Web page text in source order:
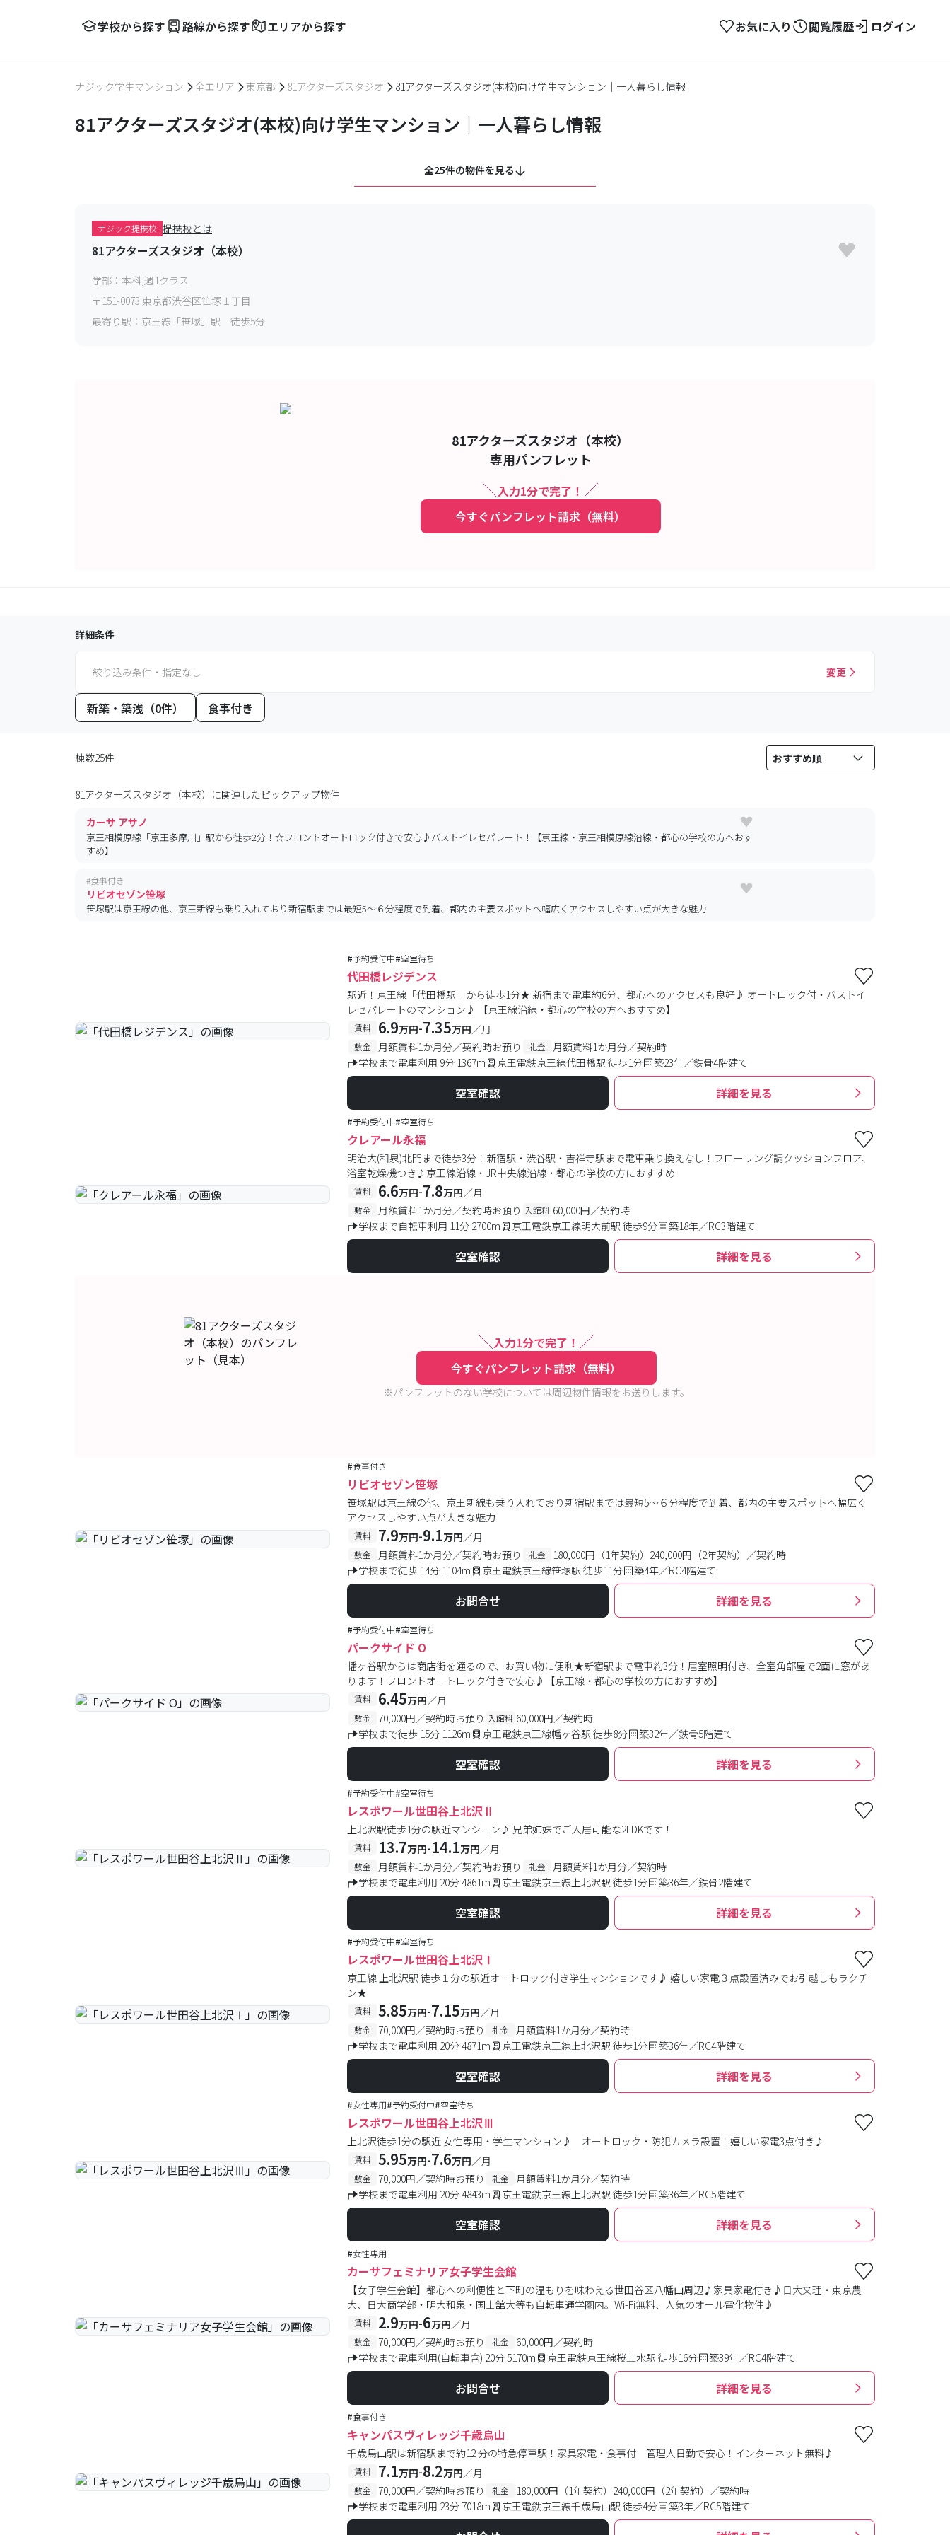
学校から探す 路線から探す エリアから探す お気に入り 閲覧履歴 ログイン
ナジック学生マンション 全エリア 東京都 81アクターズスタジオ 81アクターズスタジオ(本校)向け学生マンション｜一人暮らし情報
81アクターズスタジオ(本校)向け学生マンション｜一人暮らし情報
全25件の物件を見る
ナジック提携校 提携校とは
81アクターズスタジオ（本校）
学部： 本科,週1クラス
〒 151-0073 東京都渋谷区笹塚１丁目
最寄り駅： 京王線「笹塚」駅 徒歩5分
81アクターズスタジオ（本校）
専用パンフレット
入力1分で完了！
今すぐパンフレット請求（無料）
詳細条件
絞り込み条件・指定なし 変更
新築・築浅（0件） 食事付き
棟数25件
81アクターズスタジオ（本校） に関連したピックアップ物件
カーサ アサノ
京王相模原線「京王多摩川」駅から徒歩2分！☆フロントオートロック付きで安心♪バストイレセパレート！【京王線・京王相模原線沿線・都心の学校の方へおす
すめ】
#食事付き
リビオセゾン笹塚
笹塚駅は京王線の他、京王新線も乗り入れており新宿駅までは最短5〜６分程度で到着、都内の主要スポットへ幅広くアクセスしやすい点が大きな魅力
#予約受付中#空室待ち
代田橋レジデンス
駅近！京王線「代田橋駅」から徒歩1分★ 新宿まで電車約6分、都心へのアクセスも良好♪ オートロック付・バストイ
レセパレートのマンション♪ 【京王線沿線・都心の学校の方へおすすめ】
賃料 6.9万円-7.35万円／月
敷金 月額賃料1か月分／契約時お預り 礼金
月額賃料1か月分／契約時
学校まで電車利用 9分 1367m
京王電鉄京王線代田橋駅 徒歩1分 築23年／鉄骨4階建て
空室確認 詳細を見る
#予約受付中#空室待ち
クレアール永福
明治大(和泉)北門まで徒歩3分！新宿駅・渋谷駅・吉祥寺駅まで電車乗り換えなし！フローリング調クッションフロア、
浴室乾燥機つき♪京王線沿線・JR中央線沿線・都心の学校の方におすすめ
賃料 6.6万円-7.8万円／月
敷金 月額賃料1か月分／契約時お預り 入館料 60,000円／契約時
学校まで自転車利用 11分 2700m
京王電鉄京王線明大前駅 徒歩9分 築18年／RC3階建て
空室確認 詳細を見る
入力1分で完了！
今すぐパンフレット請求（無料）
※パンフレットのない学校については周辺物件情報をお送りします。
#食事付き
リビオセゾン笹塚
笹塚駅は京王線の他、京王新線も乗り入れており新宿駅までは最短5〜６分程度で到着、都内の主要スポットへ幅広く
アクセスしやすい点が大きな魅力
賃料 7.9万円-9.1万円／月
敷金 月額賃料1か月分／契約時お預り 礼金
180,000円（1年契約）240,000円（2年契約）／契約時
学校まで徒歩 14分 1104m
京王電鉄京王線笹塚駅 徒歩11分 築4年／RC4階建て
お問合せ 詳細を見る
#予約受付中#空室待ち
パークサイド O
幡ヶ谷駅からは商店街を通るので、お買い物に便利★新宿駅まで電車約3分！居室照明付き、全室角部屋で2面に窓があ
ります！フロントオートロック付きで安心♪【京王線・都心の学校の方におすすめ】
賃料 6.45万円／月
敷金 70,000円／契約時お預り 入館料 60,000円／契約時
学校まで徒歩 15分 1126m
京王電鉄京王線幡ヶ谷駅 徒歩8分 築32年／鉄骨5階建て
空室確認 詳細を見る
#予約受付中#空室待ち
レスポワール世田谷上北沢Ⅱ
上北沢駅徒歩1分の駅近マンション♪ 兄弟姉妹でご入居可能な2LDKです！
賃料 13.7万円-14.1万円／月
敷金 月額賃料1か月分／契約時お預り 礼金
月額賃料1か月分／契約時
学校まで電車利用 20分 4861m
京王電鉄京王線上北沢駅 徒歩1分 築36年／鉄骨2階建て
空室確認 詳細を見る
#予約受付中#空室待ち
レスポワール世田谷上北沢Ⅰ
京王線 上北沢駅 徒歩１分の駅近オートロック付き学生マンションです♪ 嬉しい家電３点設置済みでお引越しもラクチ
ン★
賃料 5.85万円-7.15万円／月
敷金 70,000円／契約時お預り 礼金
月額賃料1か月分／契約時
学校まで電車利用 20分 4871m
京王電鉄京王線上北沢駅 徒歩1分 築36年／RC4階建て
空室確認 詳細を見る
#女性専用#予約受付中#空室待ち
レスポワール世田谷上北沢Ⅲ
上北沢徒歩1分の駅近 女性専用・学生マンション♪ オートロック・防犯カメラ設置！嬉しい家電3点付き♪
賃料 5.95万円-7.6万円／月
敷金 70,000円／契約時お預り 礼金
月額賃料1か月分／契約時
学校まで電車利用 20分 4843m
京王電鉄京王線上北沢駅 徒歩1分 築36年／RC5階建て
空室確認 詳細を見る
#女性専用
カーサフェミナリア女子学生会館
【女子学生会館】都心への利便性と下町の温もりを味わえる世田谷区八幡山周辺♪家具家電付き♪日大文理・東京農
大、日大商学部・明大和泉・国士舘大等も自転車通学圏内。Wi-Fi無料、人気のオール電化物件♪
賃料 2.9万円-6万円／月
敷金 70,000円／契約時お預り 礼金
60,000円／契約時
学校まで電車利用(自転車含) 20分 5170m
京王電鉄京王線桜上水駅 徒歩16分 築39年／RC4階建て
お問合せ 詳細を見る
#食事付き
キャンパスヴィレッジ千歳烏山
千歳烏山駅は新宿駅まで約12 分の特急停車駅！家具家電・食事付 管理人日勤で安心！インターネット無料♪
賃料 7.1万円-8.2万円／月
敷金 70,000円／契約時お預り 礼金
180,000円（1年契約）240,000円（2年契約）／契約時
学校まで電車利用 23分 7018m
京王電鉄京王線千歳烏山駅 徒歩4分 築3年／RC5階建て